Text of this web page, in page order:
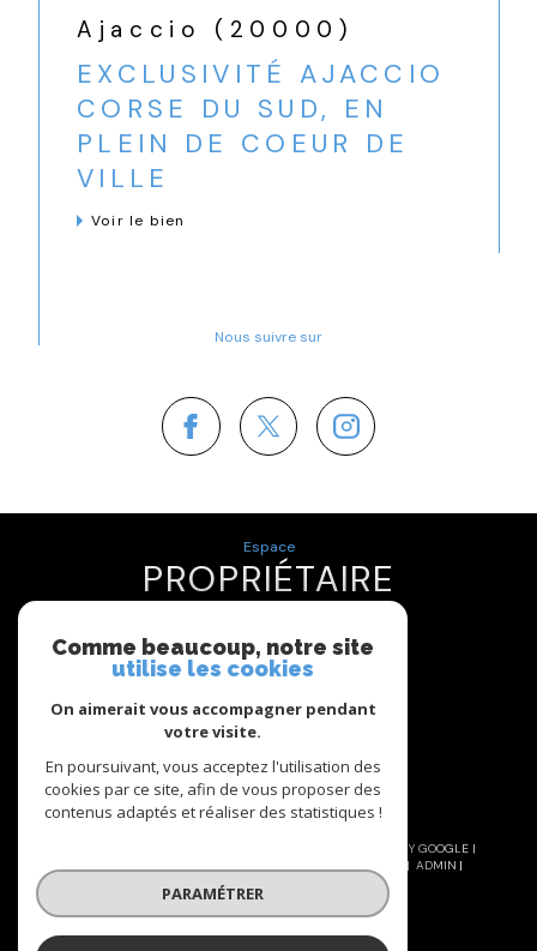
Ajaccio (20000)
EXCLUSIVITÉ AJACCIO
CORSE DU SUD, EN
PLEIN DE COEUR DE
VILLE
Voir le bien
Nous suivre sur
Espace
PROPRIÉTAIRE
Se connecter
ADHÉRONS
© 2026 | TOUS DROITS RÉSERVÉS | TRADUCTION POWERED BY GOOGLE |
ADMIN
COOKIES
Comme beaucoup, notre site
utilise les cookies
On aimerait vous accompagner pendant
votre visite.
En poursuivant, vous acceptez l'utilisation des
cookies par ce site, afin de vous proposer des
contenus adaptés et réaliser des statistiques !
PARAMÉTRER